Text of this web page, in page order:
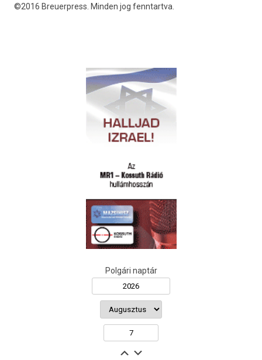
©2016 Breuerpress. Minden jog fenntartva.
Polgári naptár